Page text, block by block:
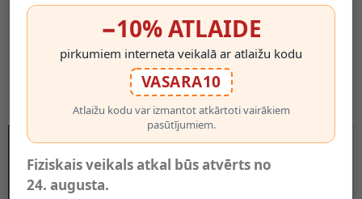
−10% ATLAIDE
pirkumiem interneta veikalā ar atlaižu kodu
VASARA10
Atlaižu kodu var izmantot atkārtoti vairākiem
pasūtījumiem.
Fiziskais veikals atkal būs atvērts no
24. augusta.